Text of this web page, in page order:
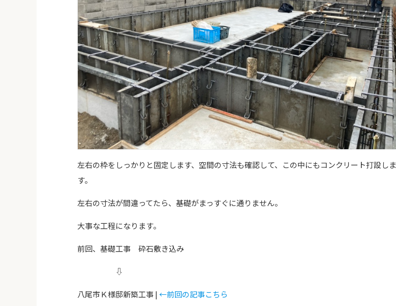
左右の枠をしっかりと固定します、空間の寸法も確認して、この中にもコンクリート打設しま
す。
左右の寸法が間違ってたら、基礎がまっすぐに通りません。
大事な工程になります。
前回、基礎工事 砕石敷き込み
⇩
八尾市Ｋ様邸新築工事 | ←前回の記事こちら